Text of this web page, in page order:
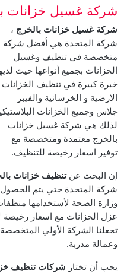
شركة غسيل خزانات
شركة غسيل خزانات بالخرج ،
شركة المتحدة هي أفضل شركة
متخصصة في تنظيف وغسيل
الخزانات بجميع أنواعها حيث
خبرة كبيرة في تنظيف الخزانات
الارضية و الخرسانية والفيبر
جلاس وجميع الخزانات
لذلك هي شركة غسيل خزانات
بالخرج معتمدة ومتخصصة مع
توفير اسعار رخيصة للتنظيف.
إن البحث عنتنظيف خزانات
شركة المتحدة حتي يتم
وزارة الصحة لأستخدامها
عزل الخزانات مع اسعار رخيصة
تجعلنا الشركة الأولي
وعمالة مدربة.
يجب أن تختار شركات تنظيف